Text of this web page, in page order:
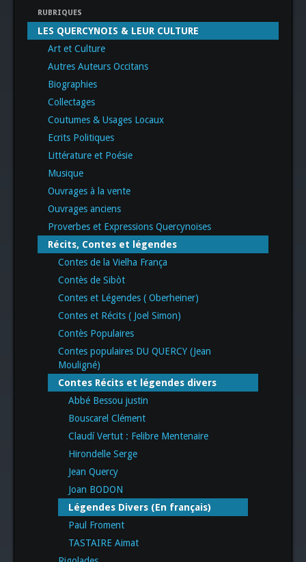
RUBRIQUES
LES QUERCYNOIS & LEUR CULTURE
Art et Culture
Autres Auteurs Occitans
Biographies
Collectages
Coutumes & Usages Locaux
Ecrits Politiques
Littérature et Poésie
Musique
Ouvrages à la vente
Ouvrages anciens
Proverbes et Expressions Quercynoises
Récits, Contes et légendes
Contes de la Vielha França
Contès de Sibòt
Contes et Légendes ( Oberheiner)
Contes et Récits ( Joel Simon)
Contès Populaires
Contes populaires DU QUERCY (Jean
Mouligné)
Contes Récits et légendes divers
Abbé Bessou justin
Bouscarel Clément
Claudí Vertut : Felibre Mentenaire
Hirondelle Serge
Jean Quercy
Joan BODON
Légendes Divers (En français)
Paul Froment
TASTAIRE Aimat